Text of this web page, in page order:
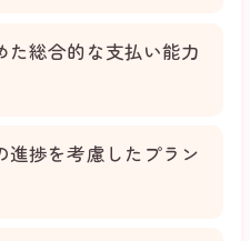
た総合的な支払い能力
捗を考慮したプラン